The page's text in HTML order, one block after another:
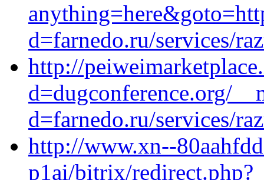
d=farnedo.ru/services/
http://
d=dugconference.org/
d=farnedo.ru/services/
http://www.xn--
p1ai/bitrix/redirect.php?